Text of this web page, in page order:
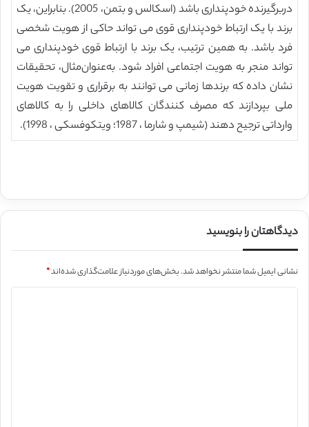
دربرگیرنده خودپنداری باشد (اسکالس و بتمن، 2005). بنابراین، یک
برند با یک ارتباط خودپنداری قوی می تواند حاکی از هویت شخصی
فرد باشد. به همین ترتیب، یک برند با ارتباط قوی خودپنداری می
تواند منجر به هویت اجتماعی افراد شود. به‌عنوان‌مثال، تحقیقات
نشان داده که برندها زمانی می توانند به برقراری و تقویت هویت
ملی بپردازند که مصرف کنندگان کالاهای داخلی را به کالاهای
وارداتی ترجیح دهند (شیمپ و شارما ، 1987؛ ویتکوفسکی ، 1998).
دیدگاهتان را بنویسید
نشانی ایمیل شما منتشر نخواهد شد.بخش‌های موردنیاز علامت‌گذاری شده‌اند*